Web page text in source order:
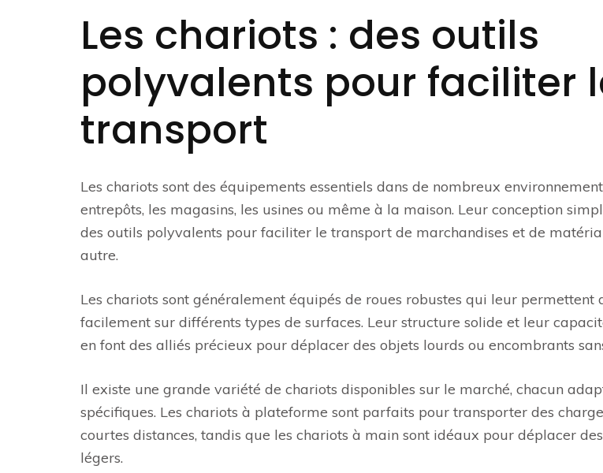
Les chariots : des outils
polyvalents pour faciliter
transport
Les chariots sont des équipements essentiels dans de nombreux
entrepôts, les magasins, les usines ou même à la maison. Leur conception
des outils polyvalents pour faciliter le transport de marchandises et de
autre.
Les chariots sont généralement équipés de roues robustes qui leur permettent
facilement sur différents types de surfaces. Leur structure solide et leur
en font des alliés précieux pour déplacer des objets lourds ou encombrants
Il existe une grande variété de chariots disponibles sur le marché, chacun
spécifiques. Les chariots à plateforme sont parfaits pour transporter des
courtes distances, tandis que les chariots à main sont idéaux pour déplacer
légers.